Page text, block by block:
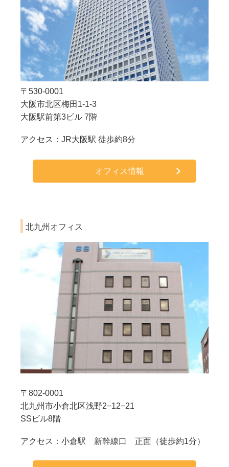
〒530-0001
大阪市北区梅田1-1-3
大阪駅前第3ビル 7階
アクセス：JR大阪駅 徒歩約8分
オフィス情報
北九州オフィス
〒802-0001
北九州市小倉北区浅野2−12−21
SSビル8階
アクセス：小倉駅 新幹線口 正面（徒歩約1分）